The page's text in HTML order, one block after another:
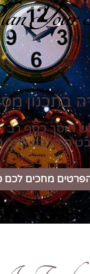
Your
בתכנון
חוסך כסף רב
הרבה
מחכים לכם